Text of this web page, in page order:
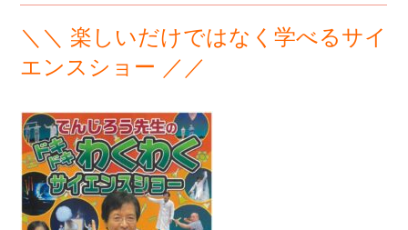
＼＼ 楽しいだけではなく学べるサイ
エンスショー ／／